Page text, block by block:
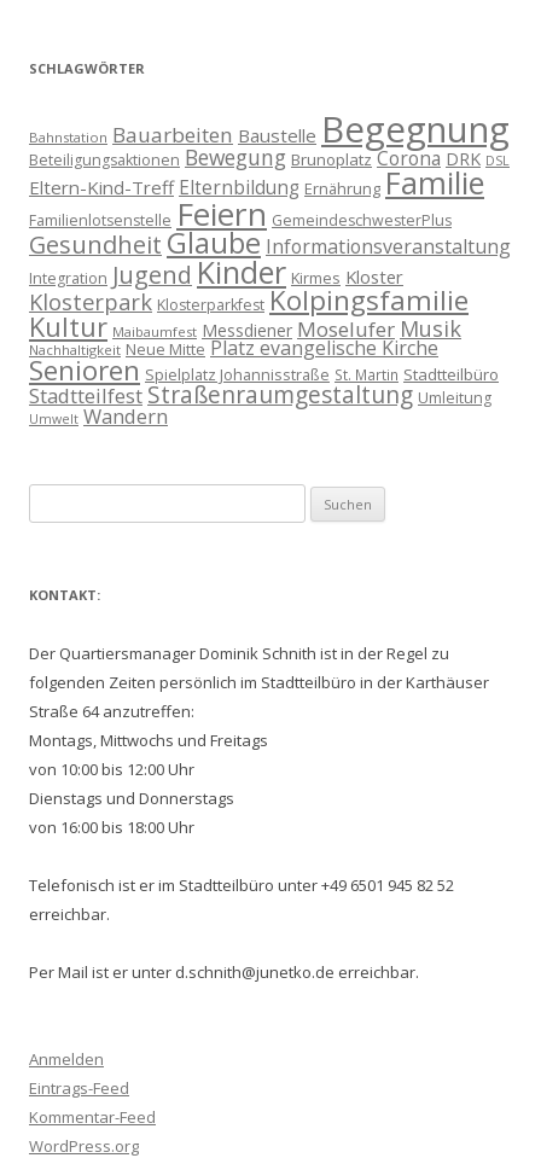
SCHLAGWÖRTER
Bahnstation Bauarbeiten Baustelle Begegnung
Beteiligungsaktionen Bewegung Brunoplatz Corona DRK DSL
Eltern-Kind-Treff Elternbildung Ernährung Familie
Familienlotsenstelle Feiern GemeindeschwesterPlus
Gesundheit Glaube Informationsveranstaltung
Integration Jugend Kinder Kirmes Kloster
Klosterpark Klosterparkfest Kolpingsfamilie
Kultur Maibaumfest Messdiener Moselufer Musik
Nachhaltigkeit Neue Mitte Platz evangelische Kirche
Senioren Spielplatz Johannisstraße St. Martin Stadtteilbüro
Stadtteilfest Straßenraumgestaltung Umleitung
Umwelt Wandern
nach:
KONTAKT:
Der Quartiersmanager Dominik Schnith ist in der Regel zu
folgenden Zeiten persönlich im Stadtteilbüro in der Karthäuser
Straße 64 anzutreffen:
Montags, Mittwochs und Freitags
von 10:00 bis 12:00 Uhr
Dienstags und Donnerstags
von 16:00 bis 18:00 Uhr
Telefonisch ist er im Stadtteilbüro unter +49 6501 945 82 52
erreichbar.
Per Mail ist er unter d.schnith@junetko.de erreichbar.
Anmelden
Eintrags-Feed
Kommentar-Feed
WordPress.org